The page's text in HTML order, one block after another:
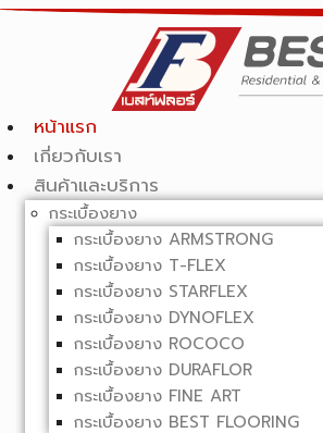
หน้าแรก
เกี่ยวกับเรา
สินค้าและบริการ
กระเบื้องยาง
กระเบื้องยาง ARMSTRONG
กระเบื้องยาง T-FLEX
กระเบื้องยาง STARFLEX
กระเบื้องยาง DYNOFLEX
กระเบื้องยาง ROCOCO
กระเบื้องยาง DURAFLOR
กระเบื้องยาง FINE ART
กระเบื้องยาง BEST FLOORING